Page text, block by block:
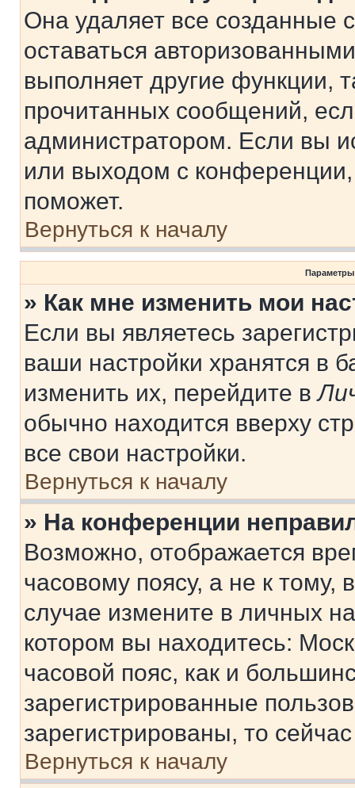
Она удаляет все созданные
оставаться
выполняет другие функции,
прочитанных сообщений,
администратором. Если вы
или выходом с
поможет.
Вернуться к началу
Параметры
» Как мне изменить мои
Если вы являетесь
ваши настройки хранятся в
изменить их, перейдите в
обычно находится вверху
все свои настройки.
Вернуться к началу
» На конференции
Возможно, отображается
часовому поясу, а не к тому,
случае измените в личных
котором вы находитесь:
часовой пояс, как и
зарегистрированные
зарегистрированы, то
Вернуться к началу